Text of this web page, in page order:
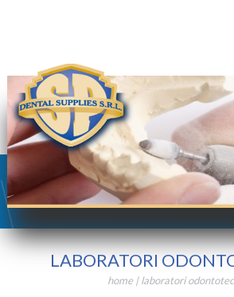
LABORATORI
home |laboratori